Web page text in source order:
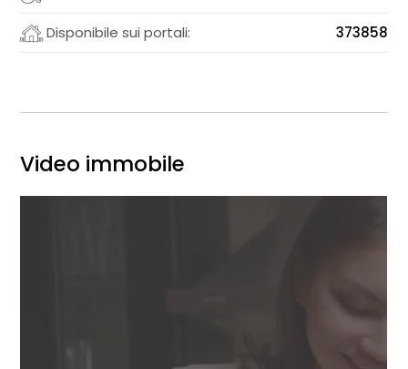
Disponibile sui portali: 373858
Video immobile